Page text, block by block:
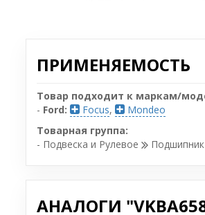
ПРИМЕНЯЕМОСТЬ
Товар подходит к маркам/
- Ford: Focus,
Mondeo
Товарная группа:
- Подвеска и Рулевое
АНАЛОГИ